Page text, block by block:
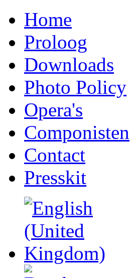
Home
Proloog
Downloads
Photo Policy
Opera's
Componisten
Contact
Presskit